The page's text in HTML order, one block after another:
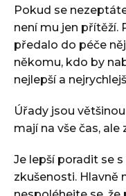
Pokud se
není mu jen přítěží.
předalo do péče
někomu, kdo by
nejlepší a
Úřady jsou
mají na vše čas,
Je lepší poradit se
zkušenosti. Hlavně